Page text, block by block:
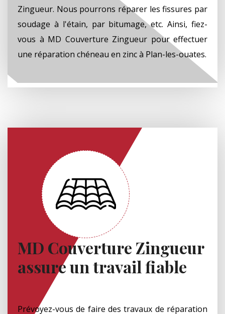
Zingueur. Nous pourrons réparer les fissures par
soudage à l'étain, par bitumage, etc. Ainsi, fiez-
vous à MD Couverture Zingueur pour effectuer
une réparation chéneau en zinc à Plan-les-ouates.
MD Couverture Zingueur
assure un travail fiable
Prévoyez-vous de faire des travaux de réparation